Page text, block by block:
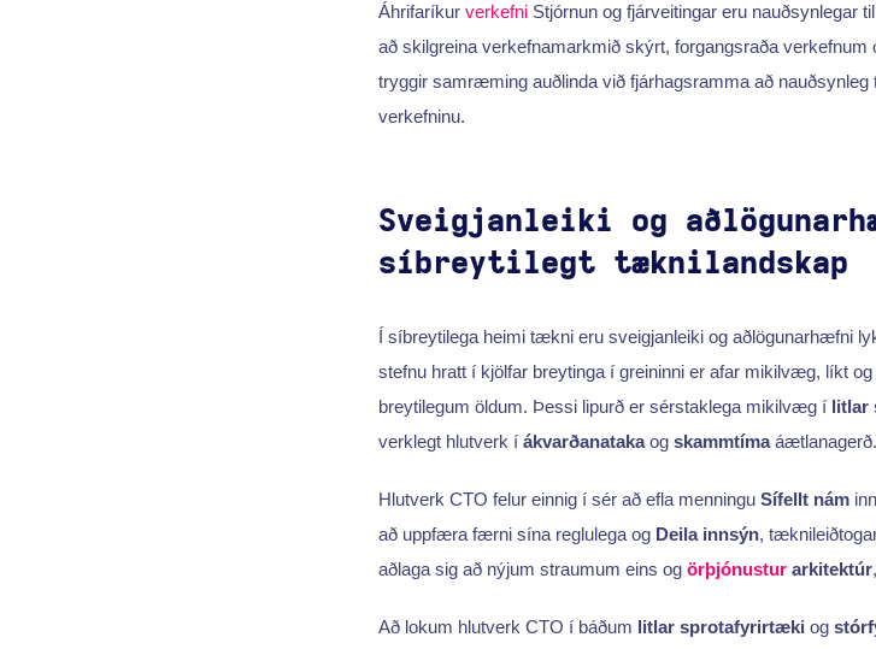
Áhrifaríkur verkefniStjórnun og fjárveitingar eru nauðsynlegar
að skilgreina verkefnamarkmið skýrt, forgangsraða
tryggir samræming auðlinda við fjárhagsramma að
verkefninu.
Sveigjanleiki og
síbreytilegt tæknilandskap
Í síbreytilega heimi tækni eru sveigjanleiki og aðlögunarhæfni
stefnu hratt í kjölfar breytinga í greininni er afar mikilvæg, líkt
breytilegum öldum. Þessi lipurð er sérstaklega mikilvæg í litlar
verklegt hlutverk í ákvarðanatakaog skammtímaáætlanagerð.
Hlutverk CTO felur einnig í sér að efla menningu Sífellt nám
að uppfæra færni sína reglulega og Deila innsýn,
aðlaga sig að nýjum straumum eins og örþjónusturarkitektúr
Að lokum hlutverk CTO í báðum litlar sprotafyrirtæki og